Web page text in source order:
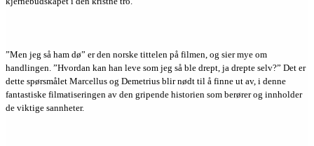
”Men jeg så ham dø” er den norske tittelen på filmen, og sier mye om
handlingen. ”Hvordan kan han leve som jeg så ble drept, ja drepte selv?” Det er
dette spørsmålet Marcellus og Demetrius blir nødt til å finne ut av, i denne
fantastiske filmatiseringen av den gripende historien som berører og innholder
de viktige sannheter.